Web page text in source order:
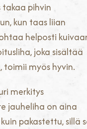
takaa pihvin
kun taas liian
helposti
joka sisältää
toimii myös hyvin.
merkitys
jauheliha on aina
pakastettu, sillä